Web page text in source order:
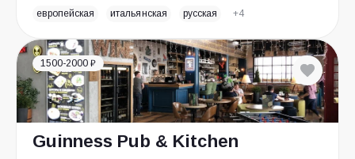
европейская итальянская русская +4
1500-2000 ₽
Guinness Pub & Kitchen